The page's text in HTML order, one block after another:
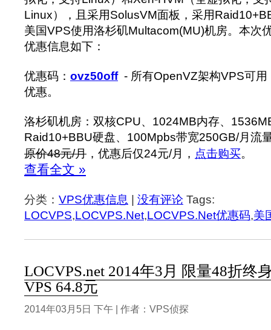
Linux），
且采用SolusVM面板，采用
美国VPS使用洛杉矶Multacom(MU)机房。本次
优惠信息如下：
优惠码： ovz50off- 所有OpenVZ架构VPS可用
优惠。
洛杉矶机房：双核CPU、1024MB内存、
Raid10+BBU硬盘、100Mpbs带宽250GB/月流
原价48元/月 ，优惠后仅24元/月， 点击购买。
查看全文 »
分类： VPS优惠信息 | 没有评论 Tags:
LOCVPS,LOCVPS.Net,LOCVPS.Net优惠码,美
LOCVPS.net 2014年3月 限量48折终
VPS 64.8元
2014年03月5日 下午 | 作者：VPS侦探